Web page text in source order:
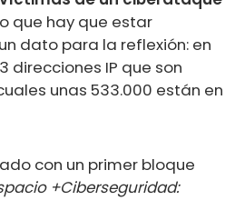
que hay que estar
dato para la reflexión: en
direcciones IP que son
unas 533.000 están en
con un primer bloque
+Ciberseguridad: